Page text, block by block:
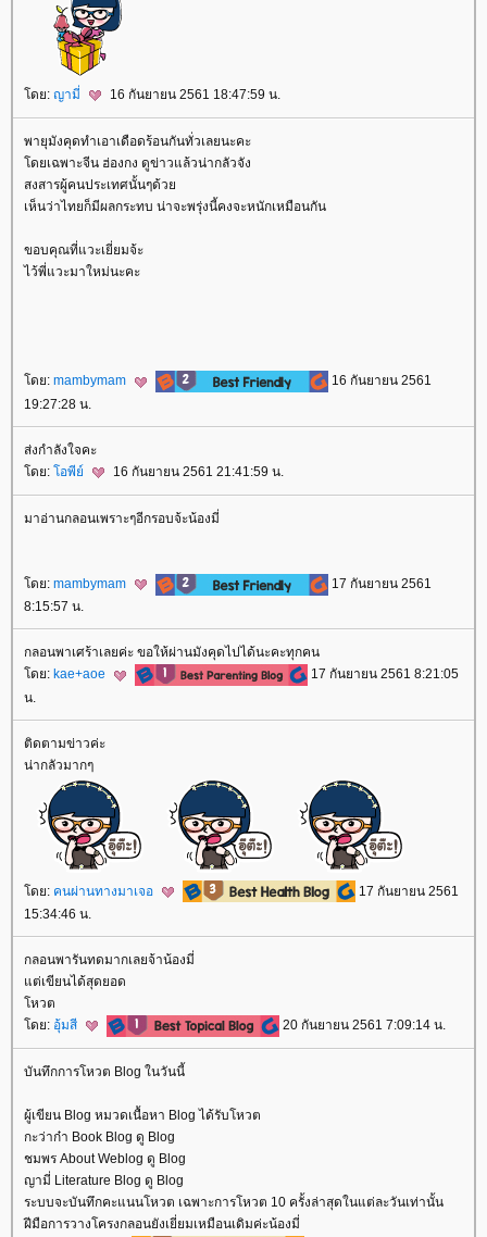
ดย: ญามี่ 16 กันยายน 2561 18:47:59 น.
พายุมังคุดทำเอาเดือดร้อนกันทั่วเลยนะคะ
ดยเฉพาะจีน ฮ่องกง ดูข่าวแล้วน่ากลัวจัง
สงสารผู้คนประเทศนั้นๆด้ว
เห็นว่าไทยก็มีผลกระทบ น่าจะพรุ่งนี้คงจะหนักเหมือนกัน
ขอบคุณที่แวะเยี่ยมจ้ะ
ไว้พี่แวะมาใหม่นะคะ
ดย: mambymam
16 กันยายน 2561
19:27:28 น.
ส่งกำลังใจคะ
ดย: อพีย์ 16 กันยายน 2561 21:41:59 น.
มาอ่านกลอนเพราะๆอีกรอบจ้ะน้องมี่
ดย: mambymam
17 กันยายน 2561
8:15:57 น.
กลอนพาเศร้าเลยค่ะ ขอให้ผ่านมังคุดไปได้นะคะทุกคน
ดย: kae+aoe
17 กันยายน 2561 8:21:05
น.
ติดตามข่าวค่ะ
น่ากลัวมากๆ
ดย: คนผ่านทางมาเจอ
17 กันยายน 2561
15:34:46 น.
กลอนพารันทดมากเลยจ้าน้องมี่
ต่เขียนได้สุดยอด
หวต
ดย: อุ้มสี 20 กันยายน 2561 7:09:14 น.
บันทึกการโหวต Blog ในวันนี้
ผู้เขียน Blog หมวดเนื้อหา Blog ได้รับโหวต
กะว่าก๋า Book Blog ดู Blog
ชมพร About Weblog ดู Blog
ญามี่ Literature Blog ดู Blog
ระบบจะบันทึกคะแนนโหวต เฉพาะการโหวต 10 ครั้งล่าสุดในแต่ละวันเท่านั้น
ฝีมือการวางโครงกลอนยังเยี่ยมเหมือนเดิมค่ะน้องมี่